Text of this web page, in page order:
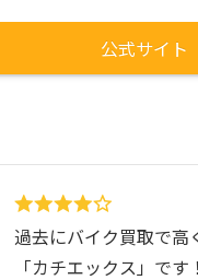
公式サイト
過去にバイク買取で高
「カチエックス」で